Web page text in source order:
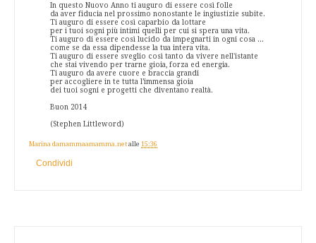
In questo Nuovo Anno ti auguro di essere così folle
da aver fiducia nel prossimo nonostante le ingiustizie subite.
Ti auguro di essere così caparbio da lottare
per i tuoi sogni più intimi quelli per cui si spera una vita.
Ti auguro di essere così lucido da impegnarti in ogni cosa ...
come se da essa dipendesse la tua intera vita.
Ti auguro di essere sveglio così tanto da vivere nell'istante
che stai vivendo per trarne gioia, forza ed energia.
Ti auguro da avere cuore e braccia grandi
per accogliere in te tutta l’immensa gioia
dei tuoi sogni e progetti che diventano realtà.
Buon 2014
(Stephen Littleword)
Marina damammaamamma.net alle 15:36
Condividi